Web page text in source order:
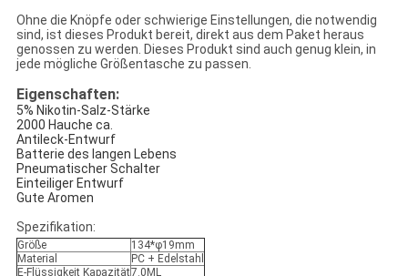
Ohne die Knöpfe oder schwierige Einstellungen, die notwendig
sind, ist dieses Produkt bereit, direkt aus dem Paket heraus
genossen zu werden. Dieses Produkt sind auch genug klein, in
jede mögliche Größentasche zu passen.
Eigenschaften:
5% Nikotin-Salz-Stärke
2000 Hauche ca.
Antileck-Entwurf
Batterie des langen Lebens
Pneumatischer Schalter
Einteiliger Entwurf
Gute Aromen
Spezifikation:
Größe
134*φ19mm
Material
PC + Edelstahl
E-Flüssigkeit Kapazität7.0ML